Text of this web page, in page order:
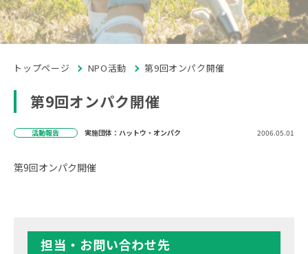
トップページ NPO活動 第9回オンパク開催
第9回オンパク開催
活動報告 実施団体：ハットウ・オンパク 2006.05.01
第9回オンパク開催
担当・お問い合わせ先